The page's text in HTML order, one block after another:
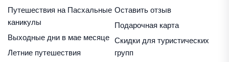
Путешествия на Пасхальные
каникулы
Выходные дни в мае месяце
Летние путешествия
Оставить отзыв
Подарочная карта
Скидки для туристических
групп